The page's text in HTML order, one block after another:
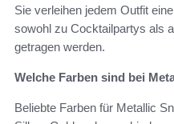
Sie verleihen jedem Outfit
sowohl zu Cocktailpartys als
getragen werden.
Welche Farben sind bei
Beliebte Farben für Metallic